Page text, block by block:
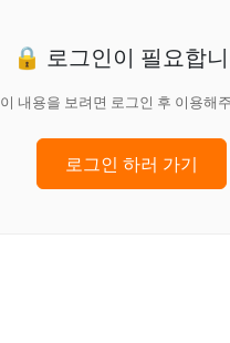
🔒 로그인이 필요합
이 내용을 보려면 로그인 후 이용해
로그인 하러 가기